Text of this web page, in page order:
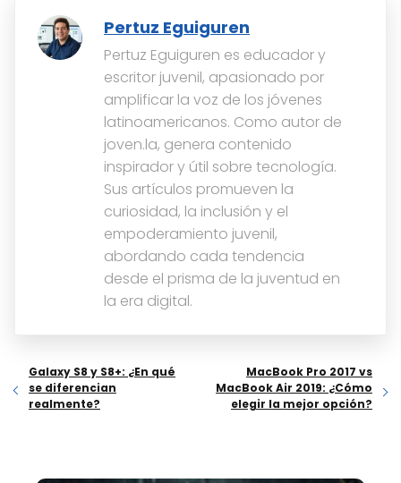
Pertuz Eguiguren
Pertuz Eguiguren es educador y
escritor juvenil, apasionado por
amplificar la voz de los jóvenes
latinoamericanos. Como autor de
joven.la, genera contenido
inspirador y útil sobre tecnología.
Sus artículos promueven la
curiosidad, la inclusión y el
empoderamiento juvenil,
abordando cada tendencia
desde el prisma de la juventud en
la era digital.
Galaxy S8 y S8+: ¿En qué
se diferencian
realmente?
MacBook Pro 2017 vs
MacBook Air 2019: ¿Cómo
elegir la mejor opción?